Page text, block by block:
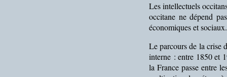
Les intellectuels
occitane ne dépend
économiques et sociaux.
Le parcours de la crise
interne : entre 1850 et
la France passe entre